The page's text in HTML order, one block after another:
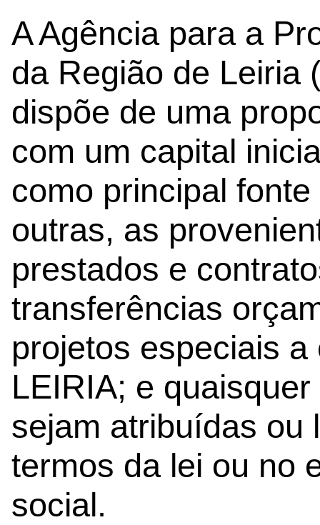
A Agência para a
da Região de Leiria
dispõe de uma
com um capital
como principal
outras, as
prestados e
transferências
projetos especiais
LEIRIA; e
sejam atribuídas ou
termos da lei ou no
social.